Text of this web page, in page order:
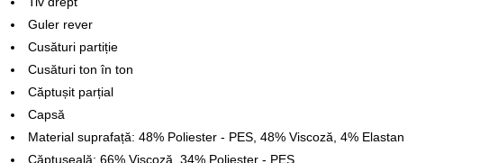
Guler rever
Cusături partiție
Cusături ton în ton
Căptușit parțial
Capsă
Material suprafață: 48% Poliester - PES, 48% Viscoză, 4% Elastan
Căptușeală: 66% Viscoză, 34% Poliester - PES